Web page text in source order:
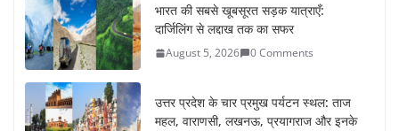
उत्तर प्रदेश के चार प्रमुख पर्यटन स्थल: ताज
महल, वाराणसी, लखनऊ, प्रयागराज और इनके
आकर्षण